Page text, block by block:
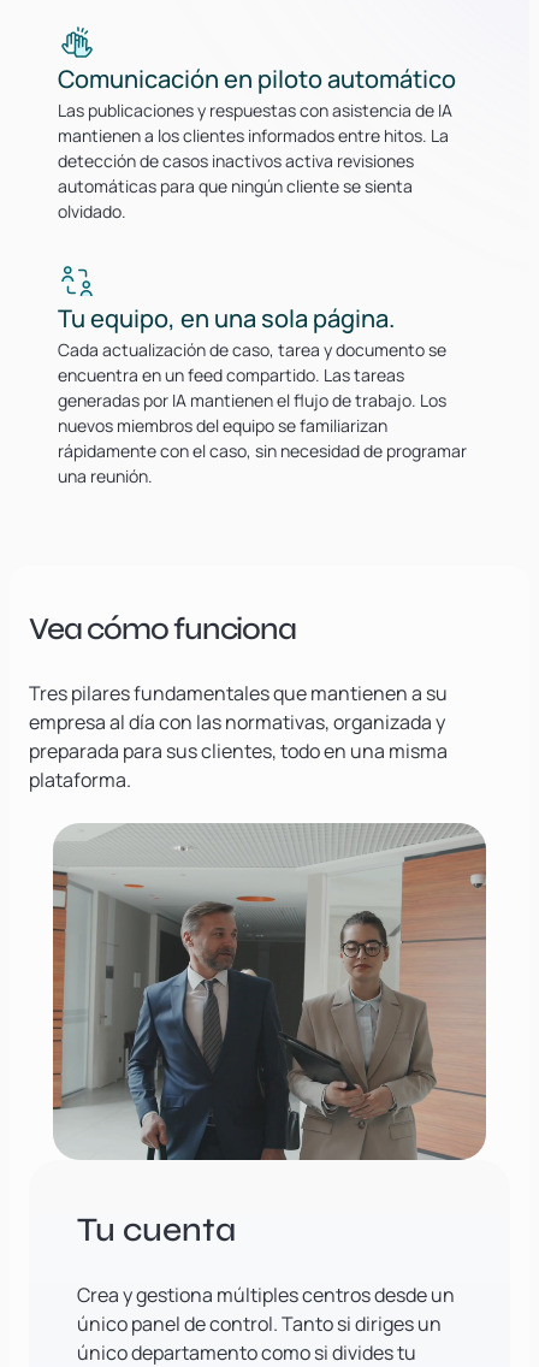
Comunicación en piloto automático
Las publicaciones y respuestas con asistencia de IA
mantienen a los clientes informados entre hitos. La
detección de casos inactivos activa revisiones
automáticas para que ningún cliente se sienta
olvidado.
Tu equipo, en una sola página.
Cada actualización de caso, tarea y documento se
encuentra en un feed compartido. Las tareas
generadas por IA mantienen el flujo de trabajo. Los
nuevos miembros del equipo se familiarizan
rápidamente con el caso, sin necesidad de programar
una reunión.
Vea cómo funciona
Tres pilares fundamentales que mantienen a su
empresa al día con las normativas, organizada y
preparada para sus clientes, todo en una misma
plataforma.
Tu cuenta
Crea y gestiona múltiples centros desde un
único panel de control. Tanto si diriges un
único departamento como si divides tu